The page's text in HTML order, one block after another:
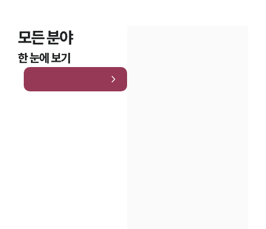
모든 분야
한 눈에 보기